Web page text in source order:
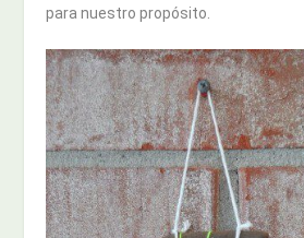
para nuestro propósito.